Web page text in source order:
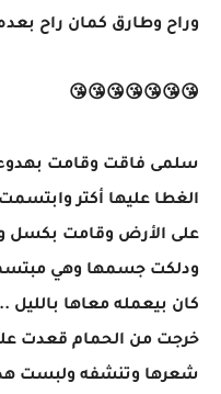
وراح وطارق كمان راح
😘😘😘😘😘😘😘
سلمى فاقت وقامت
الغطا عليها أكتر
على الأرض وقامت بكسل
ودلكت جسمها وهي
كان بيعمله معاها
خرجت من الحمام قعدت
شعرها وتنشفه ولبست